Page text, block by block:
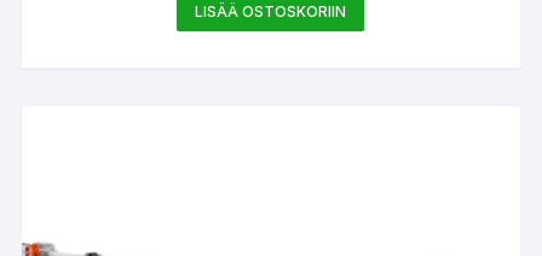
LISÄÄ OSTOSKORIIN